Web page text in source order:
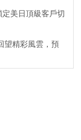
美日頂級客戶切
望精彩風雲，預